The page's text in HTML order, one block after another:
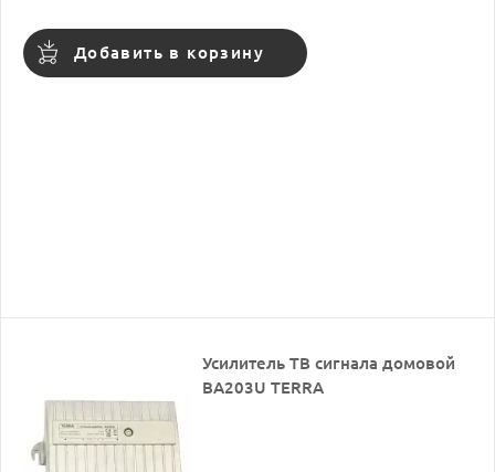
Добавить в корзину
Усилитель ТВ сигнала домовой
BA203U TERRA